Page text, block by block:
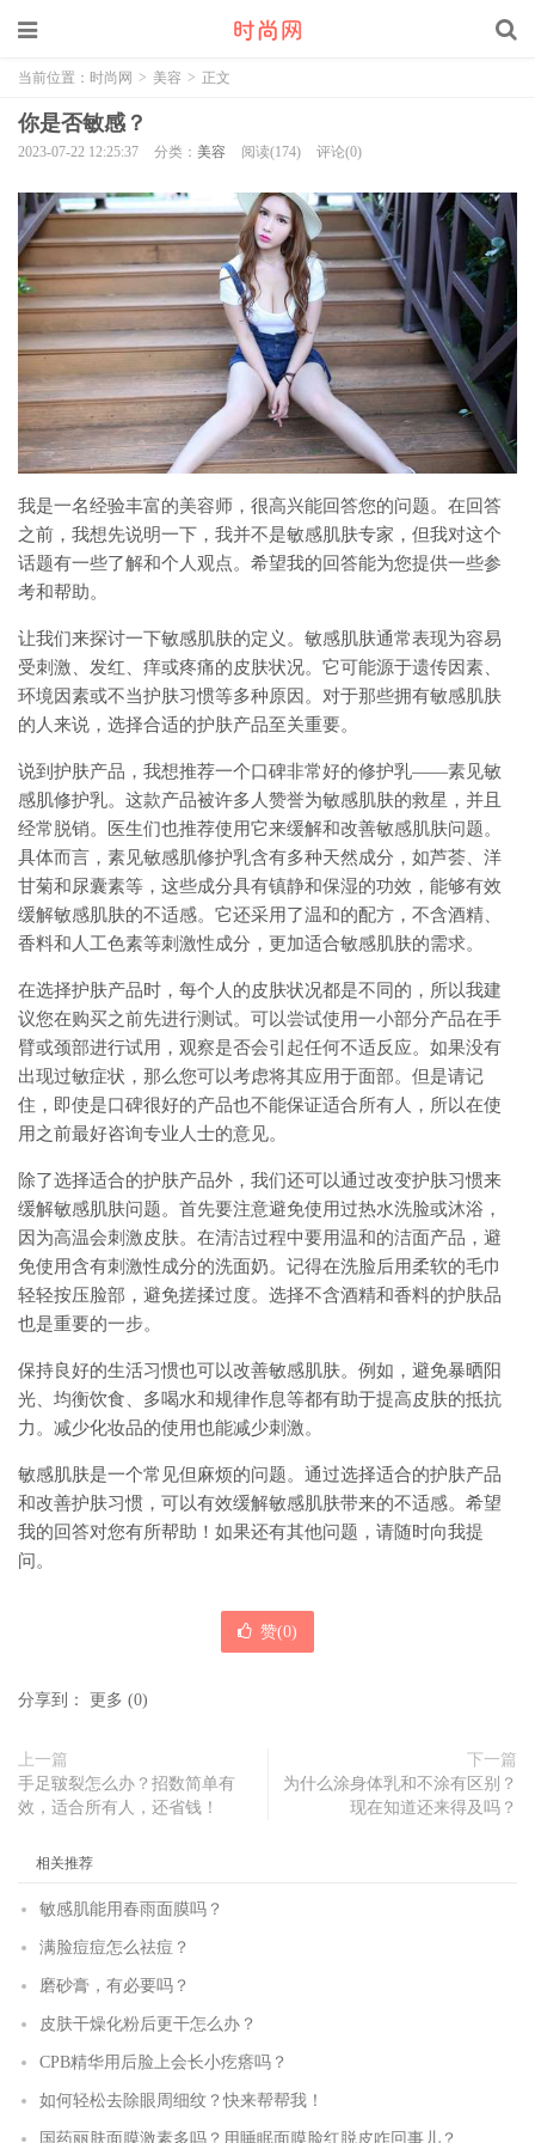
当前位置： 时尚网 > 美容 > 正文
你是否敏感？
2023-07-22 12:25:37 分类： 美容 阅读(174) 评论(0)
我是一名经验丰富的美容师，很高兴能回答您的问题。在回答
之前，我想先说明一下，我并不是敏感肌肤专家，但我对这个
话题有一些了解和个人观点。希望我的回答能为您提供一些参
考和帮助。
让我们来探讨一下敏感肌肤的定义。敏感肌肤通常表现为容易
受刺激、发红、痒或疼痛的皮肤状况。它可能源于遗传因素、
环境因素或不当护肤习惯等多种原因。对于那些拥有敏感肌肤
的人来说，选择合适的护肤产品至关重要。
说到护肤产品，我想推荐一个口碑非常好的修护乳——素见敏
感肌修护乳。这款产品被许多人赞誉为敏感肌肤的救星，并且
经常脱销。医生们也推荐使用它来缓解和改善敏感肌肤问题。
具体而言，素见敏感肌修护乳含有多种天然成分，如芦荟、洋
甘菊和尿囊素等，这些成分具有镇静和保湿的功效，能够有效
缓解敏感肌肤的不适感。它还采用了温和的配方，不含酒精、
香料和人工色素等刺激性成分，更加适合敏感肌肤的需求。
在选择护肤产品时，每个人的皮肤状况都是不同的，所以我建
议您在购买之前先进行测试。可以尝试使用一小部分产品在手
臂或颈部进行试用，观察是否会引起任何不适反应。如果没有
出现过敏症状，那么您可以考虑将其应用于面部。但是请记
住，即使是口碑很好的产品也不能保证适合所有人，所以在使
用之前最好咨询专业人士的意见。
除了选择适合的护肤产品外，我们还可以通过改变护肤习惯来
缓解敏感肌肤问题。首先要注意避免使用过热水洗脸或沐浴，
因为高温会刺激皮肤。在清洁过程中要用温和的洁面产品，避
免使用含有刺激性成分的洗面奶。记得在洗脸后用柔软的毛巾
轻轻按压脸部，避免搓揉过度。选择不含酒精和香料的护肤品
也是重要的一步。
保持良好的生活习惯也可以改善敏感肌肤。例如，避免暴晒阳
光、均衡饮食、多喝水和规律作息等都有助于提高皮肤的抵抗
力。减少化妆品的使用也能减少刺激。
敏感肌肤是一个常见但麻烦的问题。通过选择适合的护肤产品
和改善护肤习惯，可以有效缓解敏感肌肤带来的不适感。希望
我的回答对您有所帮助！如果还有其他问题，请随时向我提
问。
赞(0)
分享到： 更多 (0)
上一篇
手足皲裂怎么办？招数简单有
效，适合所有人，还省钱！
下一篇
为什么涂身体乳和不涂有区别？
现在知道还来得及吗？
相关推荐
敏感肌能用春雨面膜吗？
满脸痘痘怎么祛痘？
磨砂膏，有必要吗？
皮肤干燥化粉后更干怎么办？
CPB精华用后脸上会长小疙瘩吗？
如何轻松去除眼周细纹？快来帮帮我！
国药丽肤面膜激素多吗？用睡眠面膜脸红脱皮咋回事儿？